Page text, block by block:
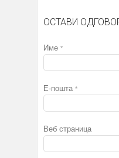
ОСТАВИ
Име *
Е-пошта *
Веб страница